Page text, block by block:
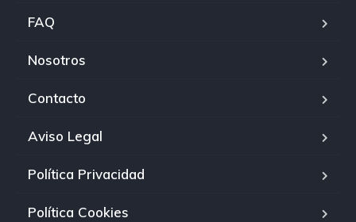
FAQ
Nosotros
Contacto
Aviso Legal
Política Privacidad
Política Cookies